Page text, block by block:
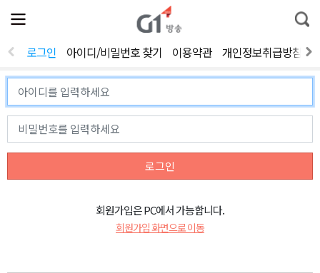
전
체
뉴
열
통
합
색
로그인 아이디/비밀번호 찾기 이용약관 개인정보취급방침
로그인
회원가입은 PC에서 가능합니다.
회원가입 화면으로 이동